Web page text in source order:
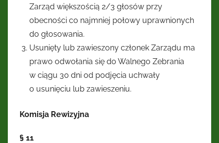
Zarząd większością 2/3 głosów przy
obecności co najmniej połowy uprawnionych
do głosowania.
Usunięty lub zawieszony członek Zarządu ma
prawo odwołania się do Walnego Zebrania
w ciągu 30 dni od podjęcia uchwały
o usunięciu lub zawieszeniu.
Komisja Rewizyjna
§ 11